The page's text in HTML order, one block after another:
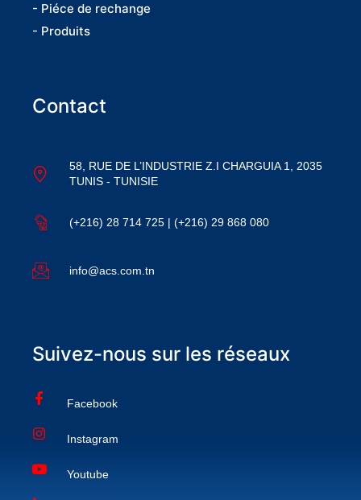
- Piéce de rechange
- Produits
Contact
58, RUE DE L’INDUSTRIE Z.I CHARGUIA 1, 2035
TUNIS - TUNISIE
(+216) 28 714 725 | (+216) 29 868 080
info@acs.com.tn
Suivez-nous sur les réseaux
Facebook
Instagram
Youtube